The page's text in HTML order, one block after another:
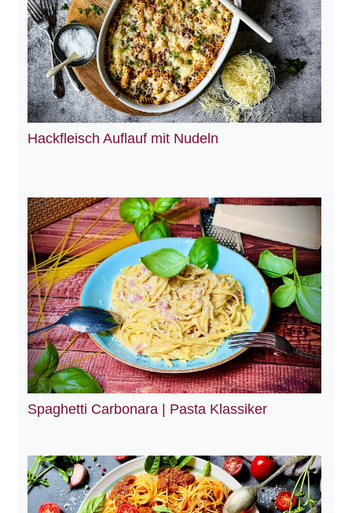
Hackfleisch Auflauf mit Nudeln
Spaghetti Carbonara | Pasta Klassiker